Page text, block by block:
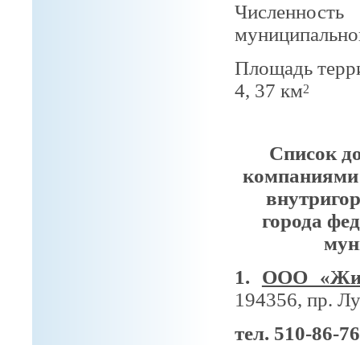
Площадь
4, 37 км2
Список
города
1. ООО
194356, пр.
тел. 510-86-76